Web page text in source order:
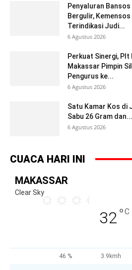
Penyaluran
Bergulir,
Terindikasi Judi...
6 Agustus 2026
Perkuat Sinergi,
Makassar Pimpin
Pengurus ke...
6 Agustus 2026
Satu Kamar Kos di
Sabu 26 Gram dan...
6 Agustus 2026
CUACA HARI INI
MAKASSAR
Clear Sky
32°C
46 % 3.9kmh